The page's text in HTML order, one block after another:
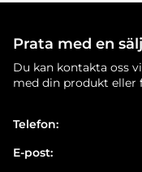
Prata med en
Du kan kontakta oss
med din produkt eller
Telefon:
E-post: